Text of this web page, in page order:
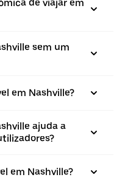
de viajar em
sem um
em Nashville?
ajuda a
em Nashville?